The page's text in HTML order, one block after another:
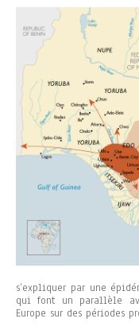
s’expliquer par une
qui font un parallèle
Europe sur des périodes